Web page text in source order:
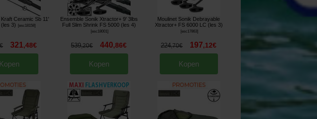
Ceramic Sb 11'
3)
esc18158]
€ 321,48€
Kopen
Ensemble Sonik Xtractor+ 9' 3lbs
Full Slim Shrink FS 5000 (les 4)
[esc18001]
539,20€ 440,86€
Kopen
Moulinet Sonik Debrayable
Xtractor+ FS 6000 LC (les 3)
[esc17863]
224,70€ 197,12€
Kopen